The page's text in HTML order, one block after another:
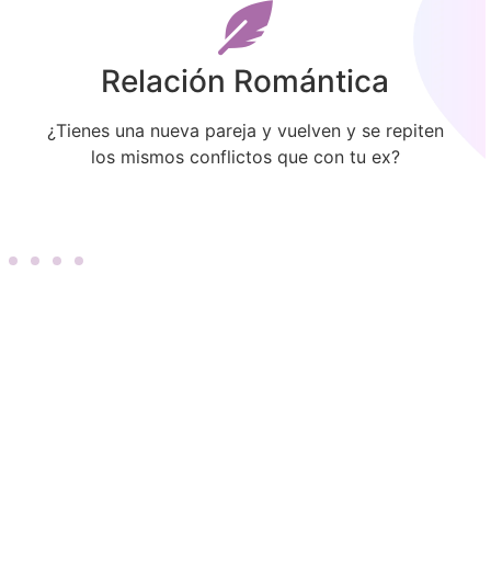
Relación Romántica
¿Tienes una nueva pareja y vuelven y se repiten
los mismos conflictos que con tu ex?